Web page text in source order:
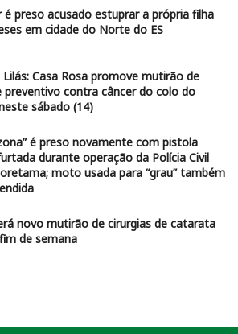
é preso acusado estuprar a própria filha
em cidade do Norte do ES
Casa Rosa promove mutirão de
preventivo contra câncer do colo do
sábado (14)
é preso novamente com pistola
durante operação da Polícia Civil
moto usada para “grau” também
novo mutirão de cirurgias de catarata
de semana